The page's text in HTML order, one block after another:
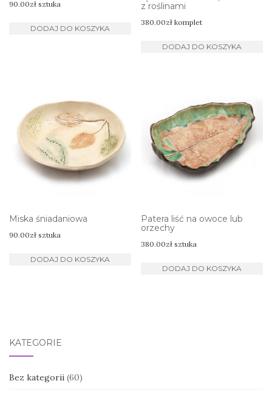
90.00zł sztuka
DODAJ DO KOSZYKA
z roślinami
380.00zł komplet
DODAJ DO KOSZYKA
Miska śniadaniowa
90.00zł sztuka
DODAJ DO KOSZYKA
Patera liść na owoce lub
orzechy
380.00zł sztuka
DODAJ DO KOSZYKA
KATEGORIE
Bez kategorii (60)